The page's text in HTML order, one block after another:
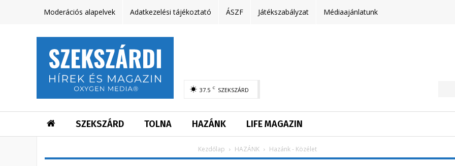
Moderációs alapelvek Adatkezelési tájékoztató ÁSZF Játékszabályzat Médiaajánlatunk
37.5 C SZEKSZÁRD
SZEKSZÁRD TOLNA HAZÁNK LIFE MAGAZIN
Kezdőlap HAZÁNK Hazánk - Közélet